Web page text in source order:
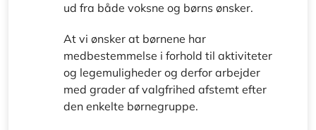
ud fra både voksne og børns ønsker.
At vi ønsker at børnene har
medbestemmelse i forhold til aktiviteter
og legemuligheder og derfor arbejder
med grader af valgfrihed afstemt efter
den enkelte børnegruppe.